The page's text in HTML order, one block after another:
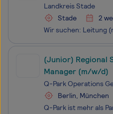
Sozialökonom /
Landkreis Stade
Stade
2
(Junior) Regional
Manager (m/w/d)
Q-Park Operations
Berlin, München